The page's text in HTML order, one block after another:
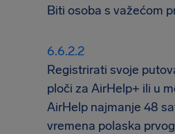
Biti osoba s važećom
Registrirati svoje
ploči za AirHelp+ ili u
AirHelp najmanje 48
vremena polaska